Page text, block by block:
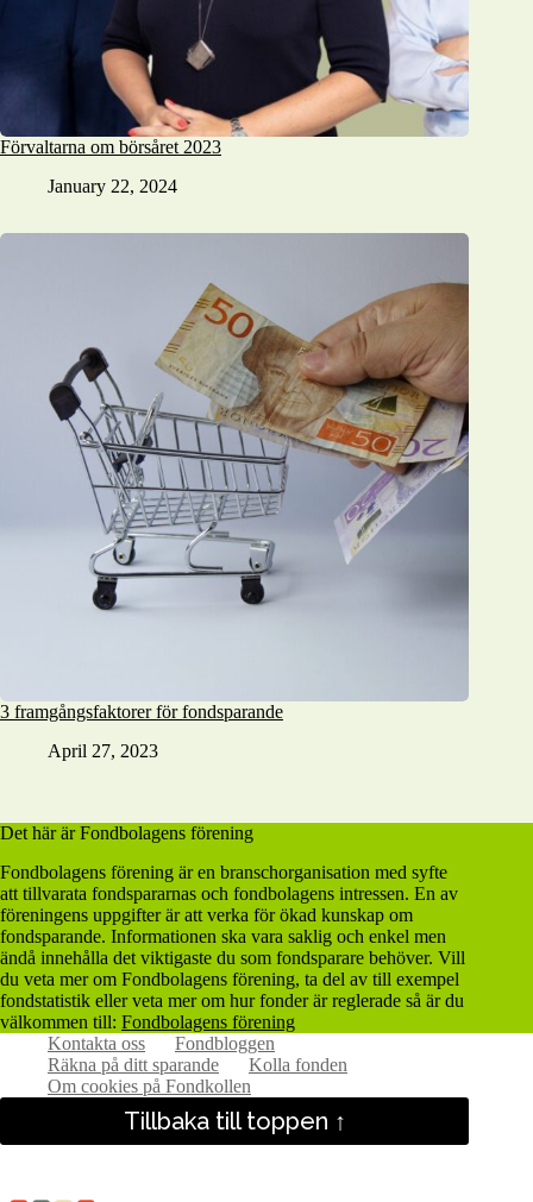
Förvaltarna om börsåret 2023
January 22, 2024
3 framgångsfaktorer för fondsparande
April 27, 2023
Det här är Fondbolagens förening
Fondbolagens förening är en branschorganisation med syfte
att tillvarata fondspararnas och fondbolagens intressen. En av
föreningens uppgifter är att verka för ökad kunskap om
fondsparande. Informationen ska vara saklig och enkel men
ändå innehålla det viktigaste du som fondsparare behöver. Vill
du veta mer om Fondbolagens förening, ta del av till exempel
fondstatistik eller veta mer om hur fonder är reglerade så är du
välkommen till: Fondbolagens förening
Kontakta oss
Fondbloggen
Räkna på ditt sparande
Kolla fonden
Om cookies på Fondkollen
Tillbaka till toppen ↑